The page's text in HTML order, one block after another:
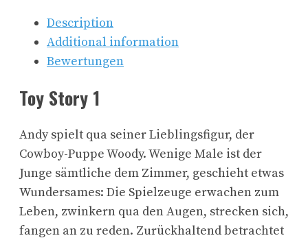
Description
Additional information
Bewertungen
Toy Story 1
Andy spielt qua seiner Lieblingsfigur, der
Cowboy-Puppe Woody. Wenige Male ist der
Junge sämtliche dem Zimmer, geschieht etwas
Wundersames: Die Spielzeuge erwachen zum
Leben, zwinkern qua den Augen, strecken sich,
fangen an zu reden. Zurückhaltend betrachtet